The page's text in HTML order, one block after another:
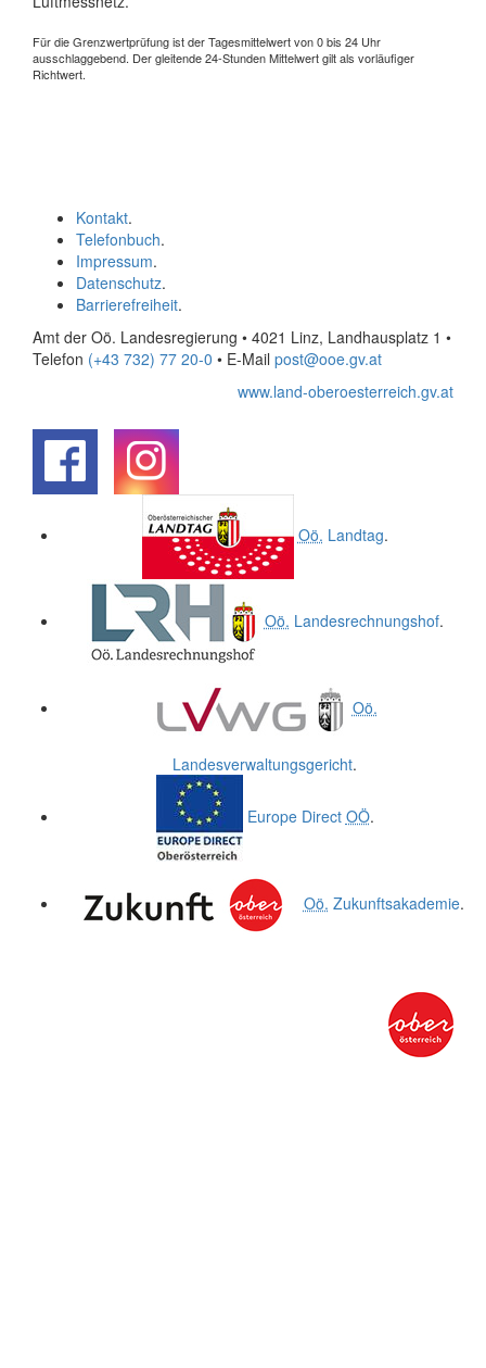
Für die Grenzwertprüfung ist der Tagesmittelwert von 0 bis 24 Uhr
ausschlaggebend. Der gleitende 24-Stunden Mittelwert gilt als vorläufiger
Richtwert.
Kontakt.
Telefonbuch.
Impressum.
Datenschutz.
Barrierefreiheit.
Amt der Oö. Landesregierung • 4021 Linz, Landhausplatz 1 •
Telefon (+43 732) 77 20-0 • E-Mail post@ooe.gv.at
www.land-oberoesterreich.gv.at
Oö. Landtag.
Oö. Landesrechnungshof.
Oö.
Landesverwaltungsgericht.
Europe Direct OÖ.
Oö. Zukunftsakademie.